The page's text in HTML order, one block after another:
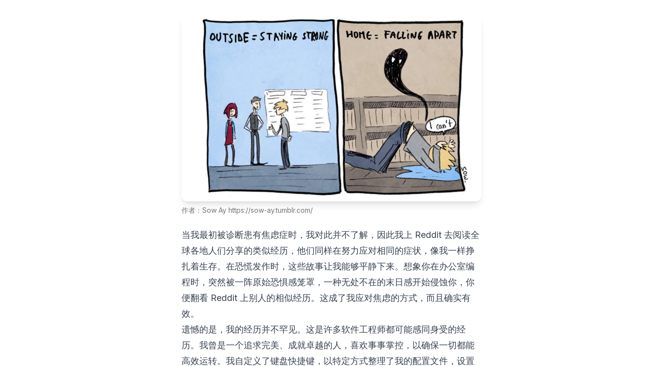
作者：Sow Ay https://sow-ay.tumblr.com/
当我最初被诊断患有焦虑症时，我对此并不了解，因此我上 Reddit 去阅读全
球各地人们分享的类似经历，他们同样在努力应对相同的症状，像我一样挣
扎着生存。在恐慌发作时，这些故事让我能够平静下来。想象你在办公室编
程时，突然被一阵原始恐惧感笼罩，一种无处不在的末日感开始侵蚀你，你
便翻看 Reddit 上别人的相似经历。这成了我应对焦虑的方式，而且确实有
效。
遗憾的是，我的经历并不罕见。这是许多软件工程师都可能感同身受的经
历。我曾是一个追求完美、成就卓越的人，喜欢事事掌控，以确保一切都能
高效运转。我自定义了键盘快捷键，以特定方式整理了我的配置文件，设置